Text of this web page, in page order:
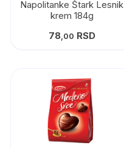
Napolitanke Štark Lesnik
krem 184g
78,00 RSD